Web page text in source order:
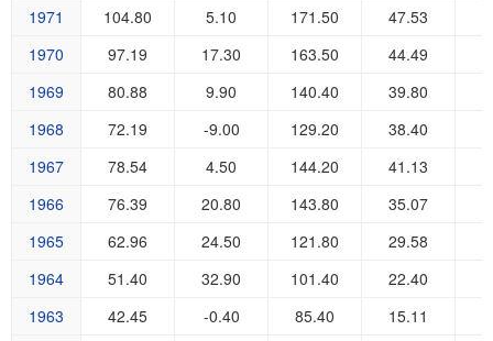
1971
104.80 5.10 171.50 47.53
1970
97.19 17.30 163.50 44.49
1969
80.88 9.90 140.40 39.80
1968
72.19 -9.00 129.20 38.40
1967
78.54 4.50 144.20 41.13
1966
76.39 20.80 143.80 35.07
1965
62.96 24.50 121.80 29.58
1964
51.40 32.90 101.40 22.40
1963
42.45 -0.40 85.40 15.11